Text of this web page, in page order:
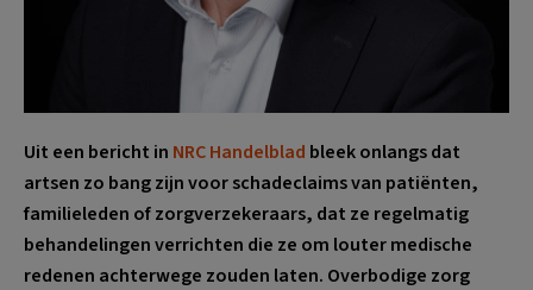
Uit een bericht in NRC Handelblad bleek onlangs dat
artsen zo bang zijn voor schadeclaims van patiënten,
familieleden of zorgverzekeraars, dat ze regelmatig
behandelingen verrichten die ze om louter medische
redenen achterwege zouden laten. Overbodige zorg